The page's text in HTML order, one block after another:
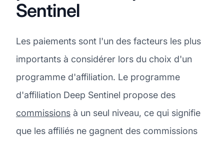
Sentinel
Les paiements sont l'un des facteurs les plus
importants à considérer lors du choix d'un
programme d'affiliation. Le programme
d'affiliation Deep Sentinel propose des
commissions à un seul niveau, ce qui signifie
que les affiliés ne gagnent des commissions